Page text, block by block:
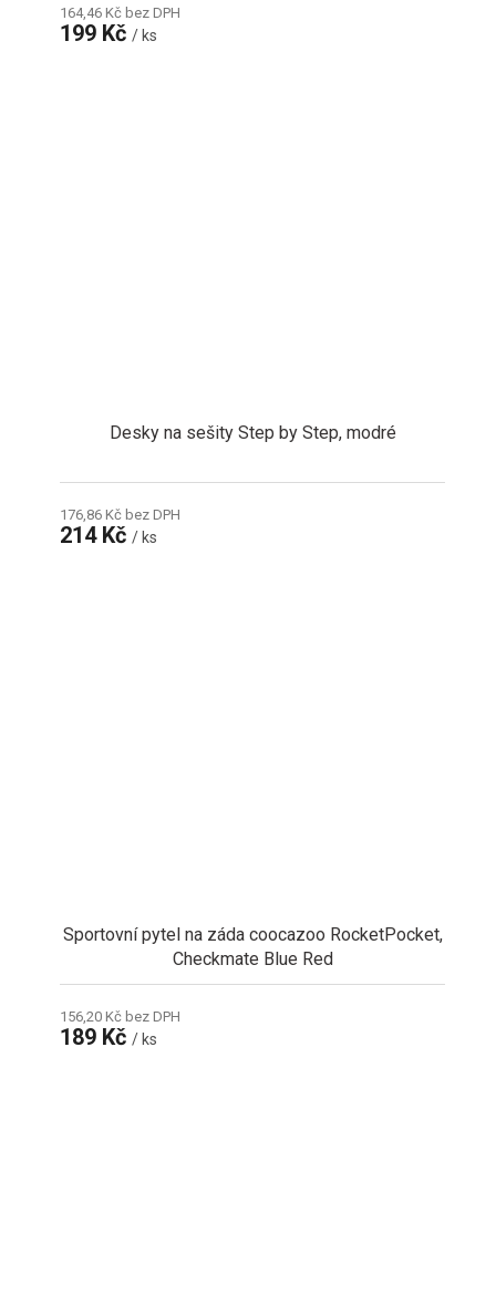
164,46 Kč bez DPH
199 Kč/ ks
Desky na sešity Step by Step, modré
176,86 Kč bez DPH
214 Kč/ ks
Sportovní pytel na záda coocazoo RocketPocket,
Checkmate Blue Red
156,20 Kč bez DPH
189 Kč/ ks